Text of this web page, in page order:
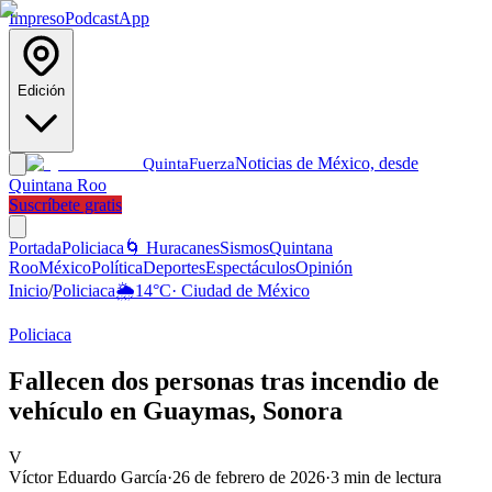
ImpresoPodcastApp
Edición
QuintaFuerzaNoticias de México, desde
Quintana Roo
Suscríbete gratis
PortadaPoliciaca 🌀 HuracanesSismosQuintana
RooMéxicoPolíticaDeportesEspectáculosOpinión
Inicio/Policiaca🌦️14°C· Ciudad de México
Policiaca
Fallecen dos personas tras incendio de
vehículo en Guaymas, Sonora
V
Víctor Eduardo García·26 de febrero de 2026·3 min de lectura